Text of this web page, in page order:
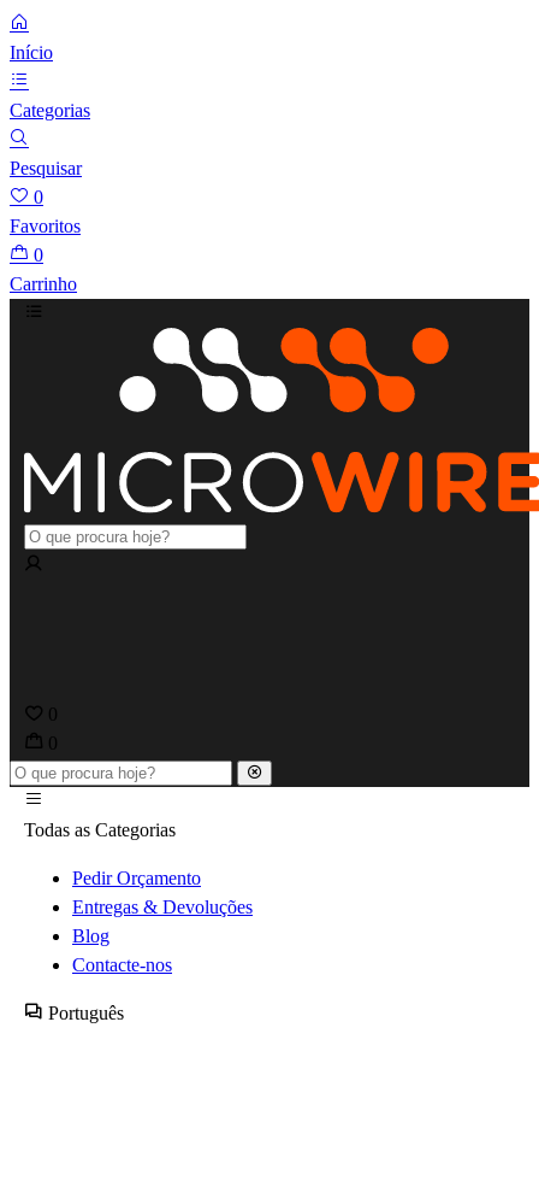
Início
Categorias
Pesquisar
0
Favoritos
0
Carrinho
0
0
Todas as Categorias
Pedir Orçamento
Entregas & Devoluções
Blog
Contacte-nos
Português